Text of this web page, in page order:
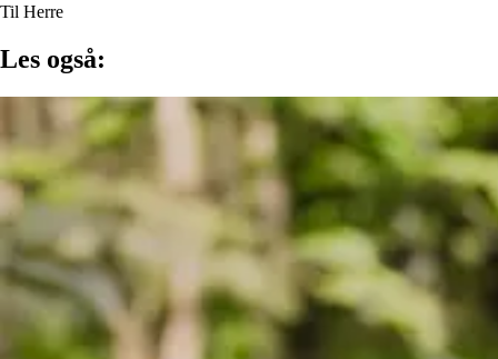
Til Herre
Les også: